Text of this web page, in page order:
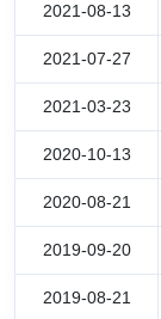
2021-08-13
2021-07-27
2021-03-23
2020-10-13
2020-08-21
2019-09-20
2019-08-21